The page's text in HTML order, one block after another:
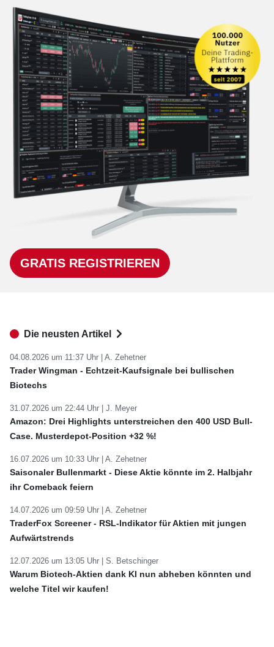
GRATIS REGISTRIEREN
Die neusten Artikel
04.08.2026 um 11:37 Uhr | A. Zehetner
Trader Wingman - Echtzeit-Kaufsignale bei bullischen
Biotechs
31.07.2026 um 22:44 Uhr | J. Meyer
Amazon: Drei Highlights unterstreichen den 400 USD Bull-
Case. Musterdepot-Position +32 %!
16.07.2026 um 10:33 Uhr | A. Zehetner
Saisonaler Bullenmarkt - Diese Aktie könnte im 2. Halbjahr
ihr Comeback feiern
14.07.2026 um 09:59 Uhr | A. Zehetner
TraderFox Screener - RSL-Indikator für Aktien mit jungen
Aufwärtstrends
12.07.2026 um 13:05 Uhr | S. Betschinger
Warum Biotech-Aktien dank KI nun abheben könnten und
welche Titel wir kaufen!